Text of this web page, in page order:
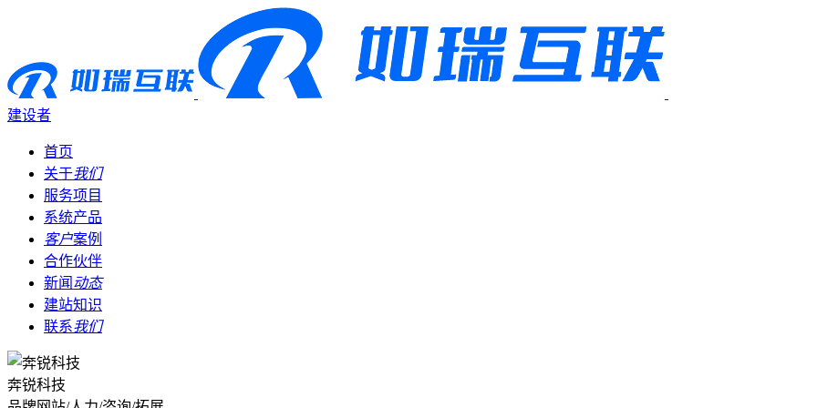
建设者
首页
关于我们
服务项目
系统产品
客户案例
合作伙伴
新闻 动态
建站知识
联系我们
奔锐科技